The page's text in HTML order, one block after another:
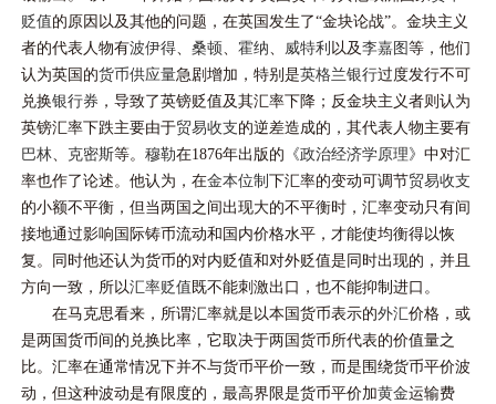
贬值的原因以及其他的问题，在英国发生了“金块论战”。金块主义
者的代表人物有波伊得、桑顿、霍纳、 威特利 以及李嘉图等，他们
认为英国的货币供应量急剧增加，特别是英格兰银行过度发行不可
兑换银行券 ，导致了英镑贬值及其汇率下降；反金块主义者则认为
英镑汇率下跌主要由于贸易收支的逆差造成的，其代表人物主要有
巴林、 克密斯等。穆勒在1876年出版的 《政治经济学原理》中对汇
率也作了论述。他认为，在金本位制下汇率的变动可调节贸易收支
的小额不平衡，但当两国之间出现大的不平衡时，汇率变动只有间
接地通过影响国际铸币流动和国内价格水平，才能使均衡得以恢
复。同时他还认为货币的对内贬值和对外贬值是同时出现的，并且
方向一致，所以汇率贬值 既不能刺激出口，也不能抑制进口。
在马克思看来，所谓汇率就是以本国货币表示的外汇价格，或
是两国货币间的兑换比率，它取决于两国货币所代表的价值量之
比。汇率在通常情况下并不与货币平价一致，而是围绕货币平价波
动，但这种波动是有限度的，最高界限是货币平价加黄金运输费